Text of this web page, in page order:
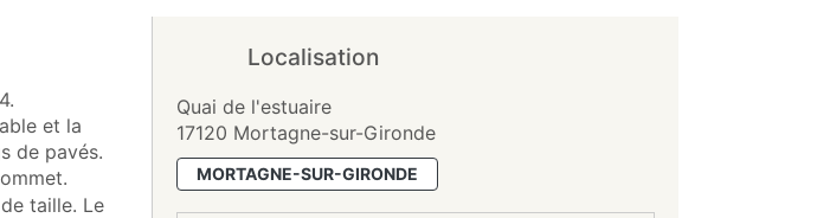
et la
de pavés.
taille. Le
Localisation
Quai de l'estuaire
17120 Mortagne-sur-Gironde
MORTAGNE-SUR-GIRONDE